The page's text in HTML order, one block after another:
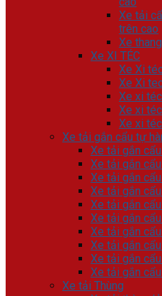
Xe tải
trên cao
Xe
Xe XI TÉC
Xe Xi
Xe Xi
Xe xi
Xe xi
Xe xi
Xe tải gắn cẩu tự
Xe tải gắn
Xe tải gắn
Xe tải gắn
Xe tải gắn
Xe tải gắn
Xe tải gắn
Xe tải gắn
Xe tải gắn
Xe tải gắn
Xe tải gắn
Xe tải Thùng